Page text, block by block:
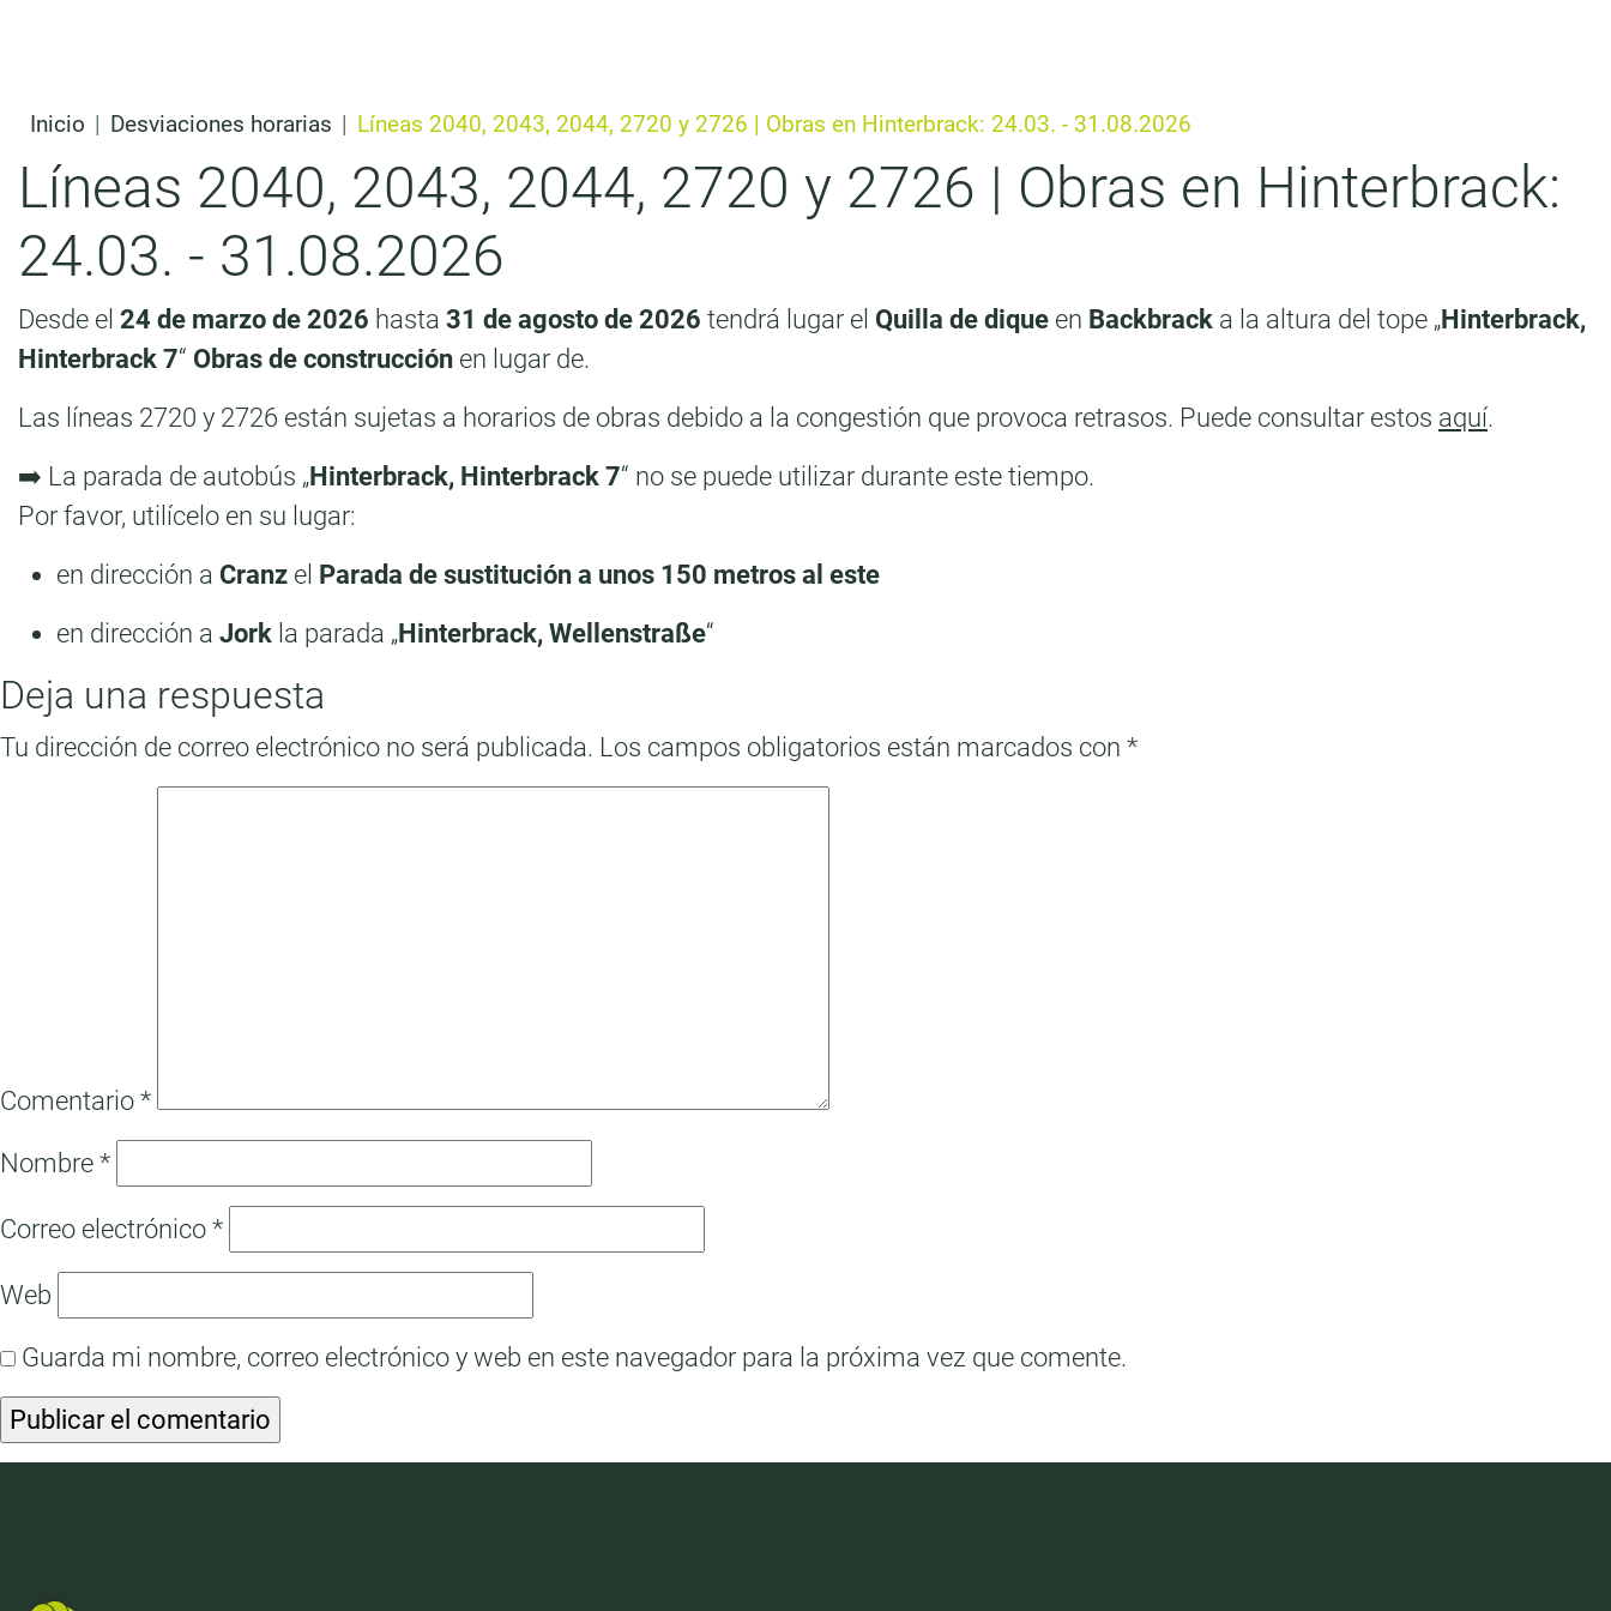
Inicio Desviaciones horarias Líneas 2040, 2043, 2044, 2720 y 2726 | Obras en Hinterbrack: 24.03. - 31.08.2026
Líneas 2040, 2043, 2044, 2720 y 2726 | Obras en Hinterbrack:
24.03. - 31.08.2026
Desde el 24 de marzo de 2026 hasta 31 de agosto de 2026 tendrá lugar el Quilla de dique en Backbrack a la altura del tope „Hinterbrack,
Hinterbrack 7“ Obras de construcción en lugar de.
Las líneas 2720 y 2726 están sujetas a horarios de obras debido a la congestión que provoca retrasos. Puede consultar estos aquí.
➡️ La parada de autobús „Hinterbrack, Hinterbrack 7“ no se puede utilizar durante este tiempo.
Por favor, utilícelo en su lugar:
en dirección a Cranz el Parada de sustitución a unos 150 metros al este
en dirección a Jork la parada „Hinterbrack, Wellenstraße“
Deja una respuesta
Tu dirección de correo electrónico no será publicada. Los campos obligatorios están marcados con *
Comentario *
Nombre *
Correo electrónico *
Web
Guarda mi nombre, correo electrónico y web en este navegador para la próxima vez que comente.